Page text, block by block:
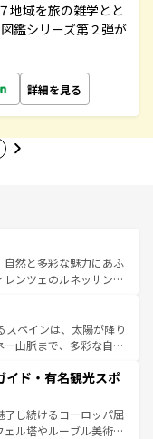
地域を旅の雑学とと
鑑シリーズ第２弾が
詳細を見る
然と多彩な魅力にあふ
ンツェのルネッサンス
やアマルフィ海岸の絶
光の合間には、本場の
料理を堪能することも
ない旅をしてみよう！
スペインは、太陽が降り
山脈まで、多彩な自然
フラメンコ、熱気あふ
生活の一部となってい
囲気や、バルセロナの
古代ローマ遺跡や中世
イド・有名観光スポ
し続けるヨーロッパ屈
ル塔やルーブル美術館